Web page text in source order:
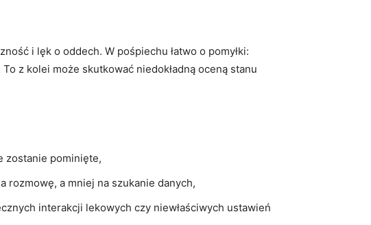
i lęk o oddech. W pośpiechu łatwo o pomyłki:
z kolei może skutkować niedokładną oceną stanu
zostanie pominięte,
a mniej na szukanie danych,
interakcji lekowych czy niewłaściwych ustawień